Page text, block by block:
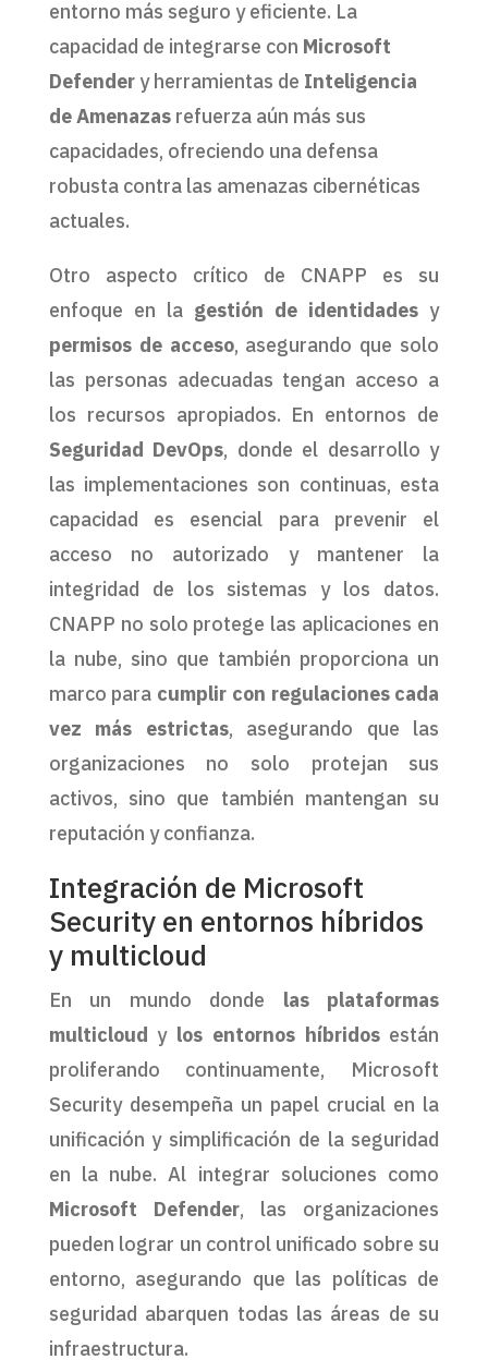
entorno más seguro y eficiente. La
capacidad de integrarse con Microsoft
Defendery herramientas de Inteligencia
de Amenazasrefuerza aún más sus
capacidades, ofreciendo una defensa
robusta contra las amenazas cibernéticas
actuales.
Otro aspecto crítico de CNAPP es su
enfoque en la gestión de identidades y
permisos de acceso, asegurando que solo
las personas adecuadas tengan acceso a
los recursos apropiados. En entornos de
Seguridad DevOps, donde el desarrollo y
las implementaciones son continuas, esta
capacidad es esencial para prevenir el
acceso no autorizado y mantener la
integridad de los sistemas y los datos.
CNAPP no solo protege las aplicaciones en
la nube, sino que también proporciona un
marco para cumplir con regulaciones cada
vez más estrictas, asegurando que las
organizaciones no solo protejan sus
activos, sino que también mantengan su
reputación y confianza.
Integración de Microsoft
Security en entornos híbridos
y multicloud
En un mundo donde las plataformas
multicloud y los entornos híbridosestán
proliferando continuamente, Microsoft
Security desempeña un papel crucial en la
unificación y simplificación de la seguridad
en la nube. Al integrar soluciones como
Microsoft Defender, las organizaciones
pueden lograr un control unificado sobre su
entorno, asegurando que las políticas de
seguridad abarquen todas las áreas de su
infraestructura.